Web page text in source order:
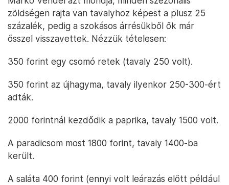
zöldségen rajta van tavalyhoz képest a plusz 25
százalék, pedig a szokásos árrésükből ők már
ősszel visszavettek. Nézzük tételesen:
350 forint egy csomó retek (tavaly 250 volt).
350 forint az újhagyma, tavaly ilyenkor 250-300-ért
adták.
2000 forintnál kezdődik a paprika, tavaly 1500 volt.
A paradicsom most 1800 forint, tavaly 1400-ba
került.
A saláta 400 forint (ennyi volt leárazás előtt például